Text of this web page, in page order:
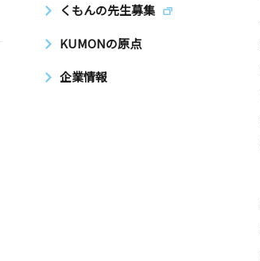
くもんの先生募集
KUMONの原点
企業情報